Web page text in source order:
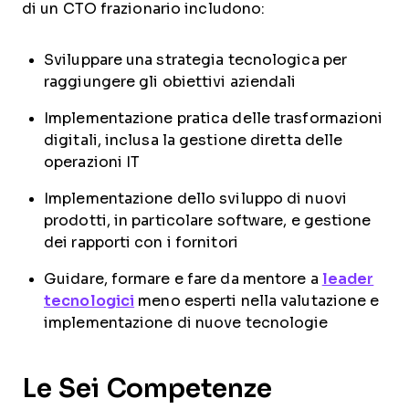
di un CTO frazionario includono:
Sviluppare una strategia tecnologica per
raggiungere gli obiettivi aziendali
Implementazione pratica delle trasformazioni
digitali, inclusa la gestione diretta delle
operazioni IT
Implementazione dello sviluppo di nuovi
prodotti, in particolare software, e gestione
dei rapporti con i fornitori
Guidare, formare e fare da mentore a leader
tecnologici meno esperti nella valutazione e
implementazione di nuove tecnologie
Le Sei Competenze